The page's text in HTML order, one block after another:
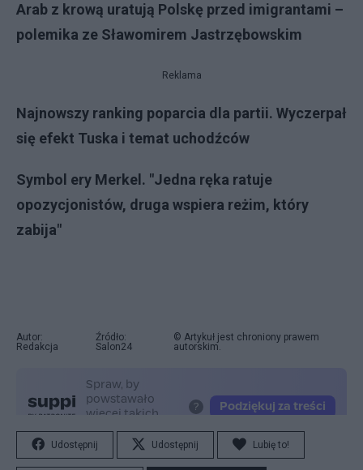
Arab z krową uratują Polskę przed imigrantami –
polemika ze Sławomirem Jastrzębowskim
Reklama
Najnowszy ranking poparcia dla partii. Wyczerpał
się efekt Tuska i temat uchodźców
Symbol ery Merkel. "Jedna ręka ratuje
opozycjonistów, druga wspiera reżim, który
zabija"
Autor:
Redakcja
Źródło:
Salon24
© Artykuł jest chroniony prawem
autorskim.
Udostępnij Udostępnij Lubię to!